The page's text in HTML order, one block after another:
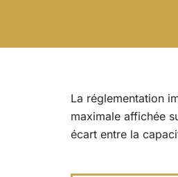
La réglementation
maximale affichée
écart entre la